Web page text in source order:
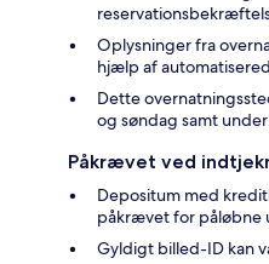
Oplysninger fra
hjælp af
Dette
og søndag samt
Påkrævet ved
Depositum med
påkrævet for påløbne
Gyldigt billed-ID kan